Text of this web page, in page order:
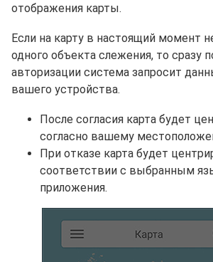
отображения карты.
Если на карту в настоящий момент
одного объекта слежения, то сразу
авторизации система запросит
вашего устройства.
После согласия карта будет
согласно вашему
При отказе карта будет
соответствии с выбранным
приложения.